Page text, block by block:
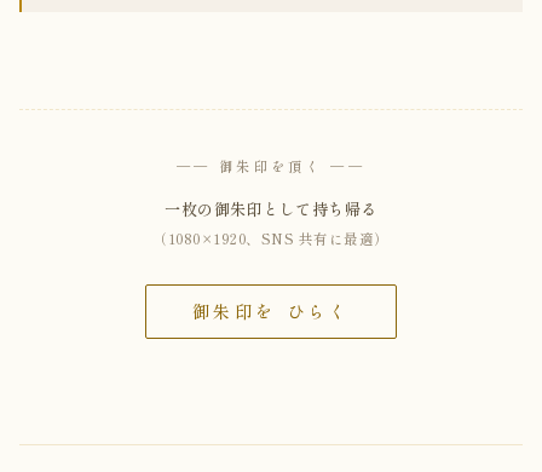
── 御朱印を頂く ──
一枚の御朱印として持ち帰る
（1080×1920、SNS 共有に最適）
御朱印を ひらく